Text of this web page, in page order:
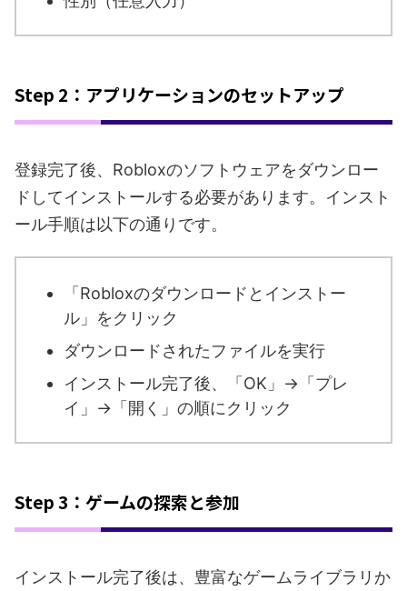
Step 2：アプリケーションのセットアップ
登録完了後、Robloxのソフトウェアをダウンロー
ドしてインストールする必要があります。インスト
ール手順は以下の通りです。
「Robloxのダウンロードとインストー
ル」をクリック
ダウンロードされたファイルを実行
インストール完了後、「OK」→「プレ
イ」→「開く」の順にクリック
Step 3：ゲームの探索と参加
インストール完了後は、豊富なゲームライブラリか